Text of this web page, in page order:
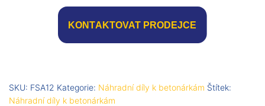
SKU: FSA12 Kategorie: Náhradní díly k betonárkám Štítek:
Náhradní díly k betonárkám